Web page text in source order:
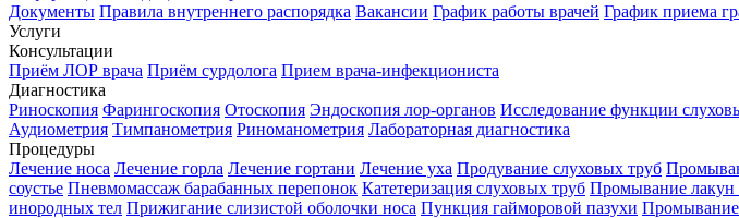
Документы Правила внутреннего распорядка Вакансии График работы врачей График приема
Услуги
Консультации
Приём ЛОР врача Приём сурдолога Прием врача-инфекциониста
Диагностика
Риноскопия Фарингоскопия Отоскопия Эндоскопия лор-органов Исследование функции
Аудиометрия Тимпанометрия Риноманометрия Лабораторная диагностика
Процедуры
Лечение носа Лечение горла Лечение гортани Лечение уха Продувание слуховых труб
соустье Пневмомассаж барабанных перепонок Катетеризация слуховых труб Промывание лакун
инородных тел Прижигание слизистой оболочки носа Пункция гайморовой пазухи Промывание